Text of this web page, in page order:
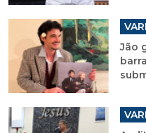
Jão